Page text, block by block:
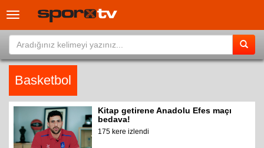
Toggle
Basketbol
Kitap getirene Anadolu Efes maçı
bedava!
175 kere izlendi